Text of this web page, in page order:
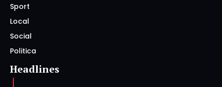
Sport
Local
Social
Politica
Headlines